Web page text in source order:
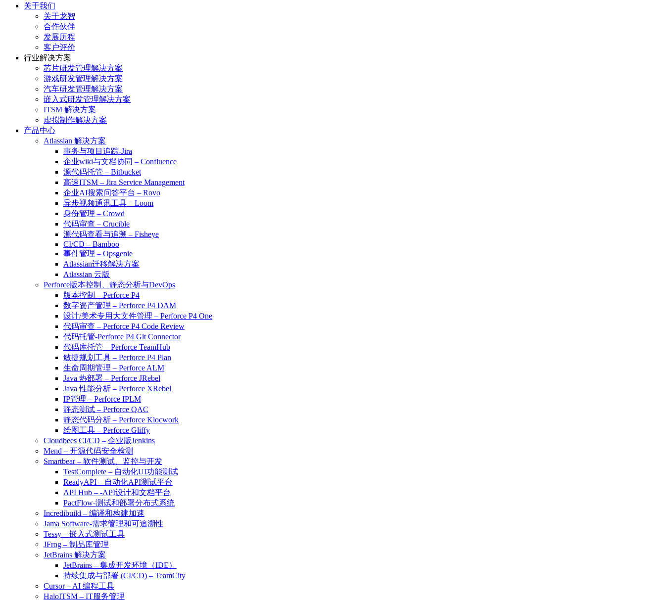
关于我们
关于龙智
合作伙伴
发展历程
客户评价
行业解决方案
芯片研发管理解决方案
游戏研发管理解决方案
汽车研发管理解决方案
嵌入式研发管理解决方案
ITSM 解决方案
虚拟制作解决方案
产品中心
Atlassian 解决方案
事务与项目追踪-Jira
企业wiki与文档协同 – Confluence
源代码托管 – Bitbucket
高速ITSM – Jira Service Management
企业AI搜索问答平台 – Rovo
异步视频通讯工具 – Loom
身份管理 – Crowd
代码审查 – Crucible
源代码查看与追溯 – Fisheye
CI/CD – Bamboo
事件管理 – Opsgenie
Atlassian迁移解决方案
Atlassian 云版
Perforce版本控制、静态分析与DevOps
版本控制 – Perforce P4
数字资产管理 – Perforce P4 DAM
设计/美术专用大文件管理 – Perforce P4 One
代码审查 – Perforce P4 Code Review
代码托管-Perforce P4 Git Connector
代码库托管 – Perforce TeamHub
敏捷规划工具 – Perforce P4 Plan
生命周期管理 – Perforce ALM
Java 热部署 – Perforce JRebel
Java 性能分析 – Perforce XRebel
IP管理 – Perforce IPLM
静态测试 – Perforce QAC
静态代码分析 – Perforce Klocwork
绘图工具 – Perforce Gliffy
Cloudbees CI/CD – 企业版Jenkins
Mend – 开源代码安全检测
Smartbear – 软件测试、监控与开发
TestComplete – 自动化UI功能测试
ReadyAPI – 自动化API测试平台
API Hub – -API设计和文档平台
PactFlow-测试和部署分布式系统
Incredibuild – 编译和构建加速
Jama Software-需求管理和可追溯性
Tessy – 嵌入式测试工具
JFrog – 制品库管理
JetBrains 解决方案
JetBrains – 集成开发环境（IDE）
持续集成与部署 (CI/CD) – TeamCity
Cursor – AI 编程工具
HaloITSM – IT服务管理